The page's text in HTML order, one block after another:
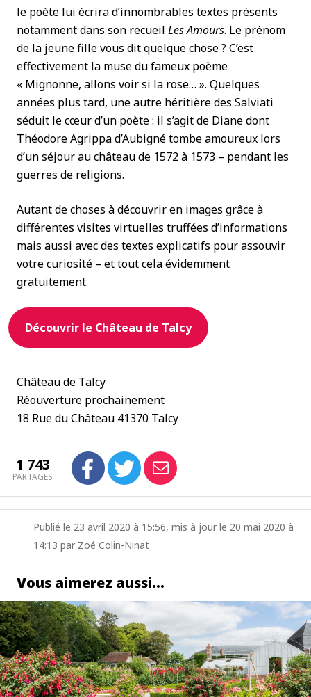
le poète lui écrira d’innombrables textes présents
notamment dans son recueil Les Amours. Le prénom
de la jeune fille vous dit quelque chose ? C’est
effectivement la muse du fameux poème
« Mignonne, allons voir si la rose… ». Quelques
années plus tard, une autre héritière des Salviati
séduit le cœur d’un poète : il s’agit de Diane dont
Théodore Agrippa d’Aubigné tombe amoureux lors
d’un séjour au château de 1572 à 1573 – pendant les
guerres de religions.
Autant de choses à découvrir en images grâce à
différentes visites virtuelles truffées d’informations
mais aussi avec des textes explicatifs pour assouvir
votre curiosité – et tout cela évidemment
gratuitement.
Découvrir le Château de Talcy
Château de Talcy
Réouverture prochainement
18 Rue du Château 41370 Talcy
1 743
PARTAGES
Publié le 23 avril 2020 à 15:56, mis à jour le 20 mai 2020 à
14:13 par Zoé Colin-Ninat
Vous aimerez aussi…